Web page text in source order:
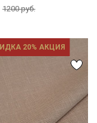
1200 руб.
20% АКЦИЯ